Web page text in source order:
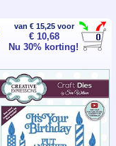
van € 15,25 voor
€ 10,68
Nu 30% korting!